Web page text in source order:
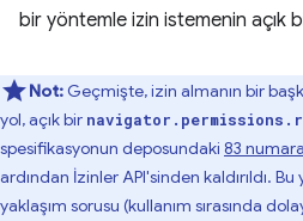
bir yöntemle izin istemenin açık
Not: Geçmişte, izin almanın bir
yol, açık bir
spesifikasyonun deposundaki 83
ardından İzinler API'sinden kaldırıldı.
yaklaşım sorusu (kullanım sırasında